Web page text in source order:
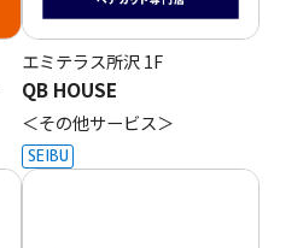
エミテラス所沢 1F
QB HOUSE
＜その他サービス＞
SEIBU